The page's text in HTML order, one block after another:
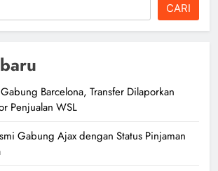
CARI
Barcelona, Transfer Dilaporkan
Penjualan WSL
Gabung Ajax dengan Status Pinjaman